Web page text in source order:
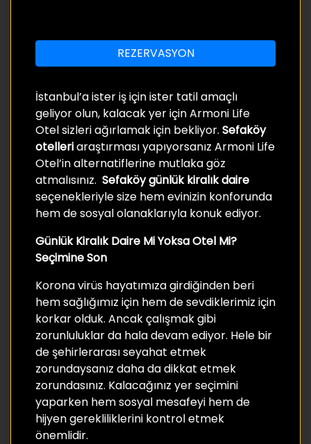
REZERVASYON
İstanbul’a ister iş için ister tatil amaçlı
geliyor olun, kalacak yer için Armoni Life
Otel sizleri ağırlamak için bekliyor. Sefaköy
otelleriaraştırması yapıyorsanız Armoni Life
Otel’in alternatiflerine mutlaka göz
atmalısınız. Sefaköy günlük kiralık daire
seçenekleriyle size hem evinizin konforunda
hem de sosyal olanaklarıyla konuk ediyor.
Günlük Kiralık Daire Mi Yoksa Otel Mi?
Seçimine Son
Korona virüs hayatımıza girdiğinden beri
hem sağlığımız için hem de sevdiklerimiz için
korkar olduk. Ancak çalışmak gibi
zorunluluklar da hala devam ediyor. Hele bir
de şehirlerarası seyahat etmek
zorundaysanız daha da dikkat etmek
zorundasınız. Kalacağınız yer seçimini
yaparken hem sosyal mesafeyi hem de
hijyen gerekliliklerini kontrol etmek
önemlidir.